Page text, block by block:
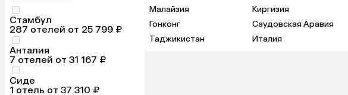
Стамбул
287 отелей от 25 799 ₽
Анталия
7 отелей от 31 167 ₽
Сиде
1 отель от 37 310 ₽
Малайзия
Киргизия
Гонконг
Саудовская Аравия
Таджикистан
Италия